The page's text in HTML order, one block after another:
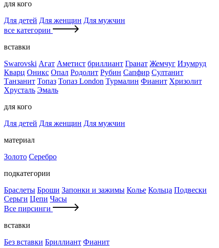
для кого
Для детей Для женщин Для мужчин
все категории
вставки
Swarovski Агат Аметист бриллиант Гранат Жемчуг Изумруд
Кварц Оникс Опал Родолит Рубин Сапфир Султанит
Танзанит Топаз Топаз London Турмалин Фианит Хризолит
Хрусталь Эмаль
для кого
Для детей Для женщин Для мужчин
материал
Золото Серебро
подкатегории
Браслеты Броши Запонки и зажимы Колье Кольца Подвески
Серьги Цепи Часы
Все пирсинги
вставки
Без вставки Бриллиант Фианит